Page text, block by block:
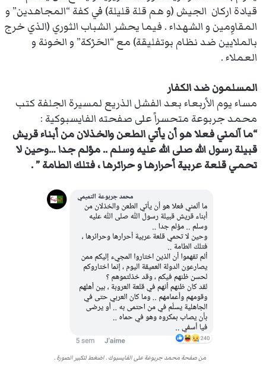
قيادة اركان الجيش (و هم قلة قليلة) في كفة “المجاهدين” و
المقاوِمين و الشهداء . فيما يحشر الشباب الثوري (الذي خرج
بالملايين ضد نظام بوتفليقة) مع “الحَرْكة” و الخونة و
العملاء .
المسلمون ضد الكفار
مساء يوم الأربعاء بعد الفشل الذريع لمسيرة الجلفة كتب
محمد جربوعة متحسراً على صفحته الفايسبوكية :
“ما آلمني فعلا هو أن يأتي الطعن والخذلان من أبناء قريش
قبيلة رسول الله صلى الله عليه وسلم .. مؤلم جدا …وحين لا
تحمي قلعة عربية أحرارها و حرائرها ، فتلك الطامة ” .
من صفحة محمد جربوعة على الفايسبوك . اضغط لتكبير الصورة .